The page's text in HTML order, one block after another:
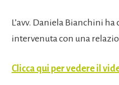
L’avv. Daniela Bianchini
intervenuta con una
Clicca qui per vedere il